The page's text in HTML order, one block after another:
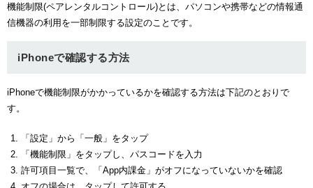
機能制限(ペアレンタルコントロール)とは、パソコンや携帯などの情報通
信機器の利用を一部制限する設定のことです。
iPhoneで確認する方法
iPhoneで機能制限がかかっているかを確認する方法は下記のとおりで
す。
「設定」から「一般」をタップ
「機能制限」をタップし、パスコードを入力
許可項目一覧で、「App内課金」がオフになっていないかを確認